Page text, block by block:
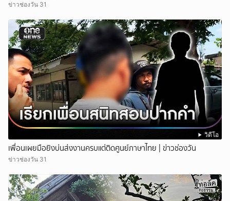
ข่าวช่องวัน 31
วิดีโอ
เพื่อนเผยมือยิงบ่นส่งงานครบแต่ติดศูนย์ภาษาไทย | ข่าวช่องวัน
ข่าวช่องวัน 31